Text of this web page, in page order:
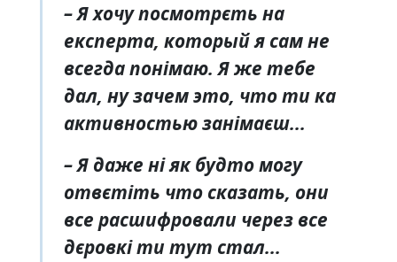
– Я хочу посмотрєть на
експерта, который я сам не
всегда понімаю. Я же тебе
дал, ну зачем это, что ти ка
активностью занімаєш...
– Я даже ні як будто могу
отвєтіть что сказать, они
все расшифровали через все
дєровкі ти тут стал...